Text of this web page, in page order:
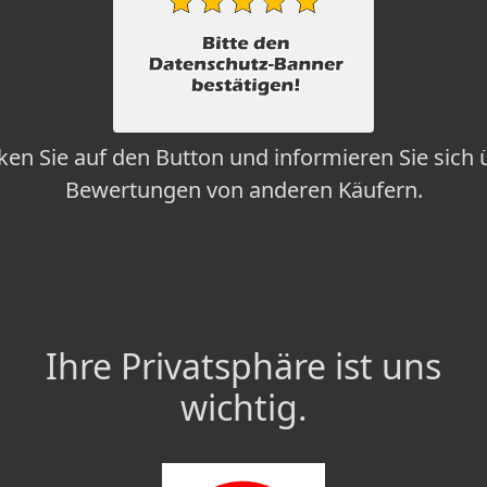
Sie auf den Button und informieren Sie sich
Bewertungen von anderen Käufern.
Ihre Privatsphäre ist uns
wichtig.